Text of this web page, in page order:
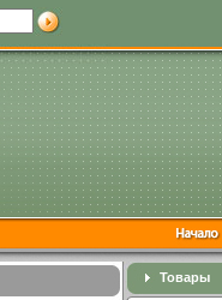
Товары